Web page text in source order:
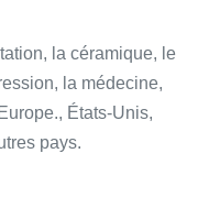
la céramique, le
la médecine,
États-Unis,
pays.